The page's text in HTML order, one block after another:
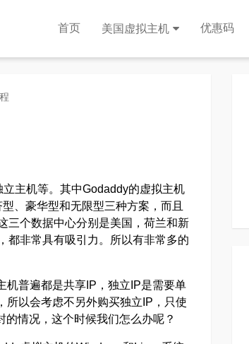
首页 美国虚拟主机 优惠码
主机等。其中Godaddy的虚拟主机
、豪华型和无限型三种方案，而且
三个数据中心分别是美国，荷兰和新
都非常具有吸引力。所以有非常多的
机普遍都是共享IP，独立IP是需要单
所以会考虑不另外购买独立IP，只使
情况，这个时候我们怎么办呢？